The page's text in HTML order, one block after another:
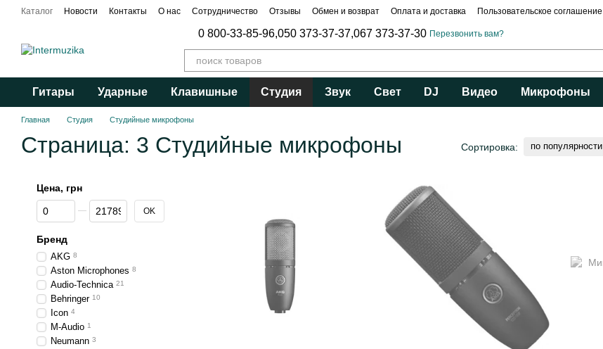
Перейти к основному контенту
Каталог Новости Контакты О нас Сотрудничество Отзывы Обмен и возврат Оплата и доставка Пользовательское соглашение
0 800-33-85-96,050 373-37-37,067 373-37-30 Перезвонить вам?
Гитары Ударные Клавишные Студия Звук Свет DJ Видео Микрофоны
Главная Студия Студийные микрофоны
Страница: 3 Студийные микрофоны Сортировка: по популярности
Цена, грн
От Цена, грн
До Цена, грн OK
Бренд
AKG 8
Aston Microphones 8
Audio-Technica 21
Behringer 10
Icon 4
M-Audio 1
Neumann 3